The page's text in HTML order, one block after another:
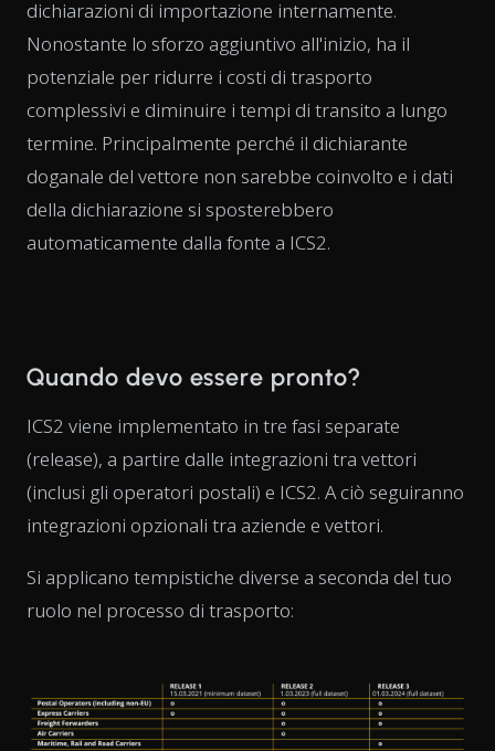
dichiarazioni di importazione internamente.
Nonostante lo sforzo aggiuntivo all'inizio, ha il
potenziale per ridurre i costi di trasporto
complessivi e diminuire i tempi di transito a lungo
termine. Principalmente perché il dichiarante
doganale del vettore non sarebbe coinvolto e i dati
della dichiarazione si sposterebbero
automaticamente dalla fonte a ICS2.
Quando devo essere pronto?
ICS2 viene implementato in tre fasi separate
(release), a partire dalle integrazioni tra vettori
(inclusi gli operatori postali) e ICS2. A ciò seguiranno
integrazioni opzionali tra aziende e vettori.
Si applicano tempistiche diverse a seconda del tuo
ruolo nel processo di trasporto: